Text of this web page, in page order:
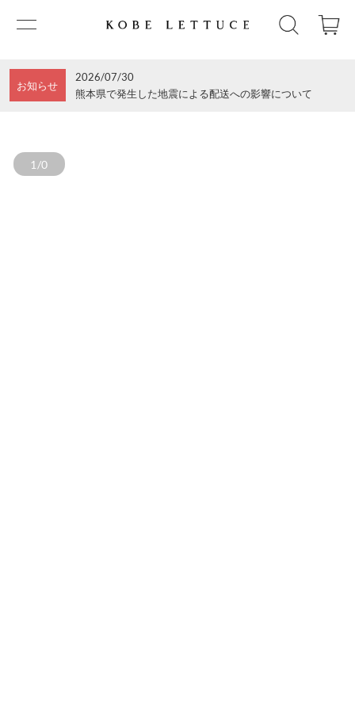
お知らせ
2026/07/30
熊本県で発生した地震による配送への影響について
1/0